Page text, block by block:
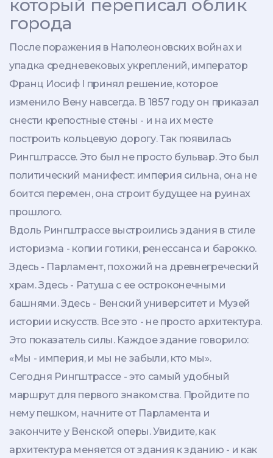
который переписал облик
города
После поражения в Наполеоновских войнах и
упадка средневековых укреплений, император
Франц Иосиф I принял решение, которое
изменило Вену навсегда. В 1857 году он приказал
снести крепостные стены - и на их месте
построить кольцевую дорогу. Так появилась
Рингштрассе. Это был не просто бульвар. Это был
политический манифест: империя сильна, она не
боится перемен, она строит будущее на руинах
прошлого.
Вдоль Рингштрассе выстроились здания в стиле
историзма - копии готики, ренессанса и барокко.
Здесь - Парламент, похожий на древнегреческий
храм. Здесь - Ратуша с ее остроконечными
башнями. Здесь - Венский университет и Музей
истории искусств. Все это - не просто архитектура.
Это показатель силы. Каждое здание говорило:
«Мы - империя, и мы не забыли, кто мы».
Сегодня Рингштрассе - это самый удобный
маршрут для первого знакомства. Пройдите по
нему пешком, начните от Парламента и
закончите у Венской оперы. Увидите, как
архитектура меняется от здания к зданию - и как